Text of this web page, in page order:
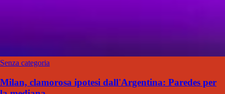
Senza categoria
Milan, clamorosa ipotesi dall'Argentina: Paredes per